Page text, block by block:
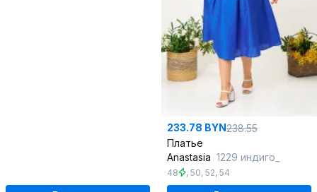
233.78 BYN238.55
Платье
Anastasia 1229 индиго_
48 , 50, 52, 54